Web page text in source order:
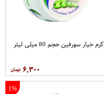
کرم خیار سورفین حجم 80 میلی لیتر
۶,۳۰۰
1%